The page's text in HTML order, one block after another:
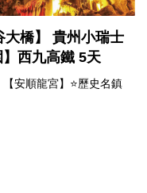
橋】 貴州小瑞士
】西九高鐵 5天
安順龍宮】⭐歷史名鎮